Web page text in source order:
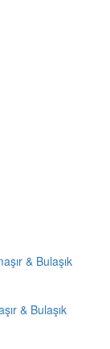
& Bulaşık
& Bulaşık